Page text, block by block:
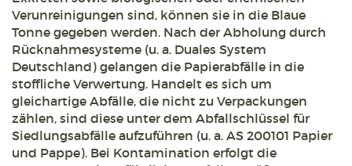
Verunreinigungen sind, können sie in die Blaue
Tonne gegeben werden. Nach der Abholung durch
Rücknahmesysteme (u. a. Duales System
Deutschland) gelangen die Papierabfälle in die
stoffliche Verwertung. Handelt es sich um
gleichartige Abfälle, die nicht zu Verpackungen
zählen, sind diese unter dem Abfallschlüssel für
Siedlungsabfälle aufzuführen (u. a. AS 200101 Papier
und Pappe). Bei Kontamination erfolgt die